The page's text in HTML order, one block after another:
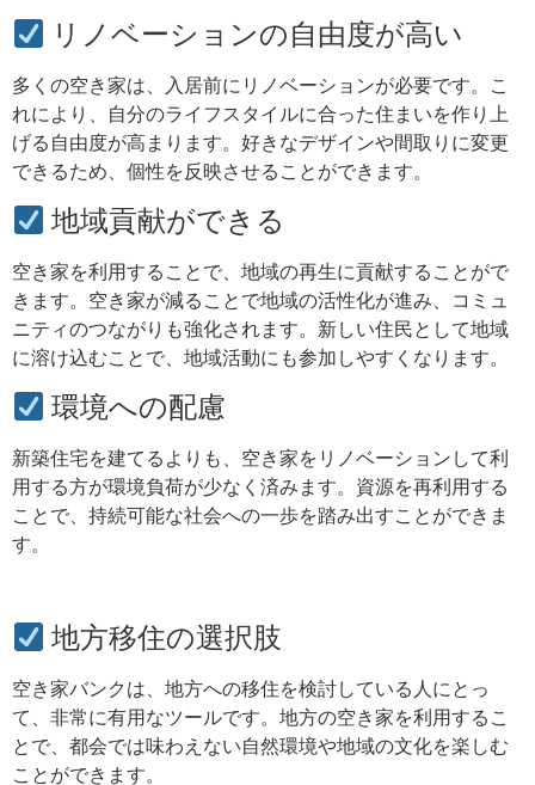
リノベーションの自由度が高い
多くの空き家は、入居前にリノベーションが必要です。こ
れにより、自分のライフスタイルに合った住まいを作り上
げる自由度が高まります。好きなデザインや間取りに変更
できるため、個性を反映させることができます。
地域貢献ができる
空き家を利用することで、地域の再生に貢献することがで
きます。空き家が減ることで地域の活性化が進み、コミュ
ニティのつながりも強化されます。新しい住民として地域
に溶け込むことで、地域活動にも参加しやすくなります。
環境への配慮
新築住宅を建てるよりも、空き家をリノベーションして利
用する方が環境負荷が少なく済みます。資源を再利用する
ことで、持続可能な社会への一歩を踏み出すことができま
す。
地方移住の選択肢
空き家バンクは、地方への移住を検討している人にとっ
て、非常に有用なツールです。地方の空き家を利用するこ
とで、都会では味わえない自然環境や地域の文化を楽しむ
ことができます。